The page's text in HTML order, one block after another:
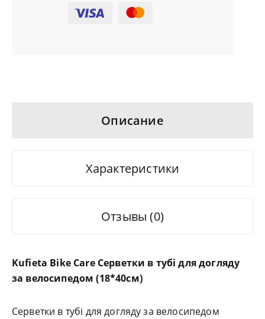
Описание
Характеристики
Отзывы (0)
Kufieta Bike Care Серветки в тубі для догляду
за велосипедом (18*40см)
Серветки в тубі для догляду за велосипедом